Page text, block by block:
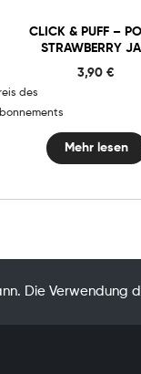
CLICK & PUFF –
STRAWBERRY
3,90€
des
Mehr lesen
Die Verwendung